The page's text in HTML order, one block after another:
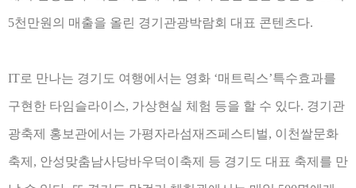
5천만원의 매출을 올린 경기관광박람회 대표 콘텐츠다.
IT로 만나는 경기도 여행에서는 영화 ‘매트릭스’특수효과를
구현한 타임슬라이스, 가상현실 체험 등을 할 수 있다. 경기관
광축제 홍보관에서는 가평자라섬재즈페스티벌, 이천쌀문화
축제 , 안성맞춤남사당바우덕이축제 등 경기도 대표 축제를 만